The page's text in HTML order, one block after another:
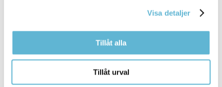
Visa detaljer
Tillåt alla
Tillåt urval
Fax: 0456-82 22 00